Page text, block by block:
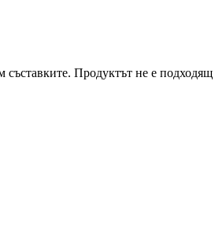
съставките. Продуктът не е